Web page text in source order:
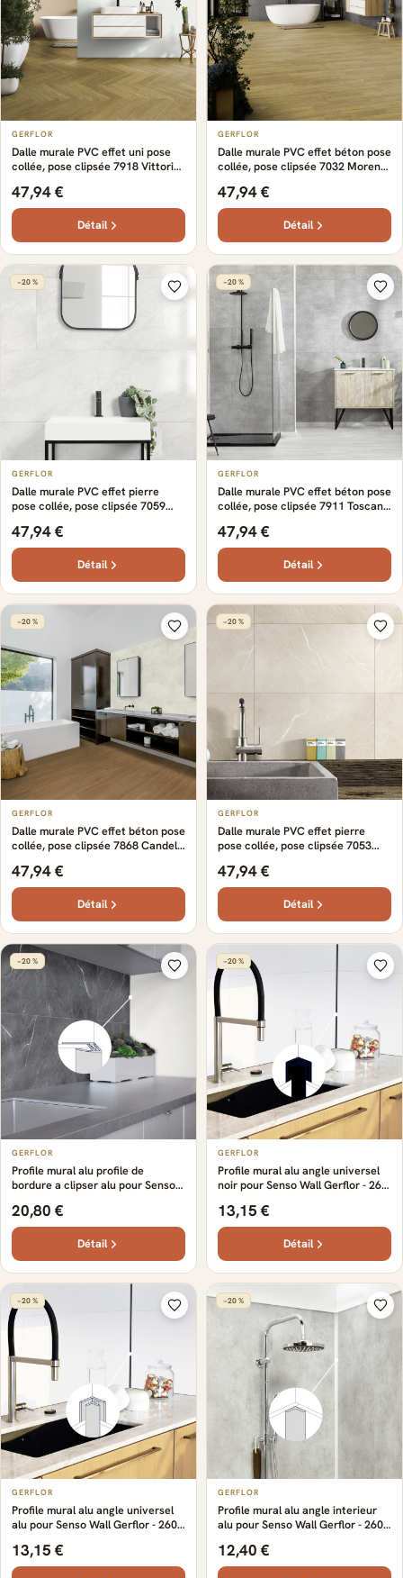
GERFLOR
Dalle murale PVC effet uni pose
collée, pose clipsée 7918 Vittoria
47,94 €
Détail
GERFLOR
Dalle murale PVC effet béton pose
collée, pose clipsée 7032 Morena
47,94 €
Détail
−20 %
GERFLOR
Dalle murale PVC effet pierre
pose collée, pose clipsée 7059
37.5 cm x 0.5 cm
47,94 €
Détail
−20 %
GERFLOR
Dalle murale PVC effet béton pose
collée, pose clipsée 7911 Toscana
47,94 €
Détail
−20 %
GERFLOR
Dalle murale PVC effet béton pose
collée, pose clipsée 7868 Candela
47,94 €
Détail
−20 %
GERFLOR
Dalle murale PVC effet pierre
pose collée, pose clipsée 7053
x 0.5 cm
47,94 €
Détail
−20 %
GERFLOR
Profile mural alu profile de
bordure a clipser alu pour Senso
0.16 cm
20,80 €
Détail
−20 %
GERFLOR
Profile mural alu angle universel
noir pour Senso Wall Gerflor - 260
13,15 €
Détail
−20 %
GERFLOR
Profile mural alu angle universel
alu pour Senso Wall Gerflor - 260
13,15 €
−20 %
GERFLOR
Profile mural alu angle interieur
alu pour Senso Wall Gerflor - 260
12,40 €